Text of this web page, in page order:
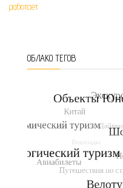
работает
ОБЛАКО ТЕГОВ